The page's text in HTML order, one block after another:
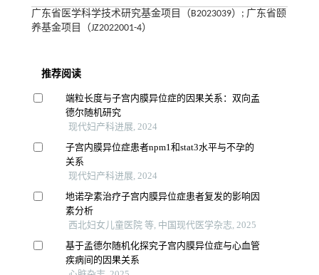
广东省医学科学技术研究基金项目（B2023039）; 广东省颐
养基金项目（JZ2022001-4）